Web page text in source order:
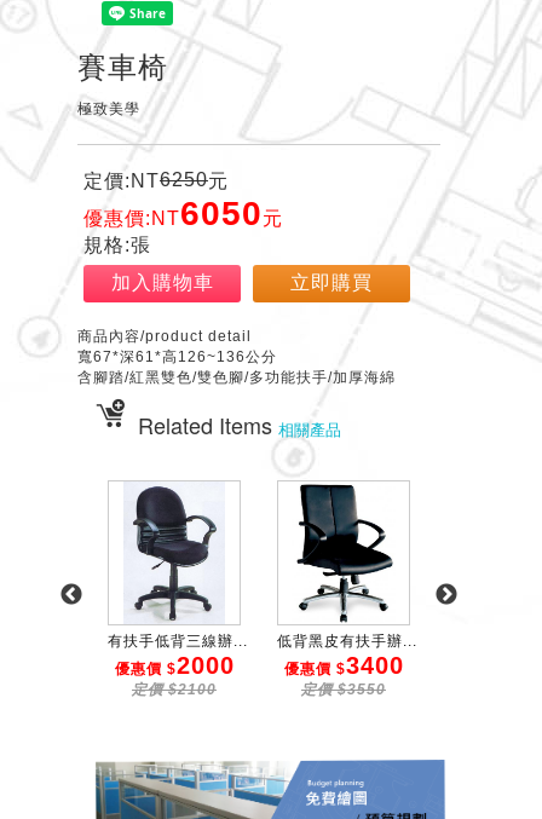
賽車椅
極致美學
定價:NT6250元
優惠價:NT6050元
規格:張
加入購物車
立即購買
商品內容/product detail
寬67*深61*高126~136公分
含腳踏/紅黑雙色/雙色腳/多功能扶手/加厚海綿
Related Items 相關產品
有扶手低背三線辦...
優惠價 $2000
定價 $2100
低背黑皮有扶手辦...
優惠價 $3400
定價 $3550